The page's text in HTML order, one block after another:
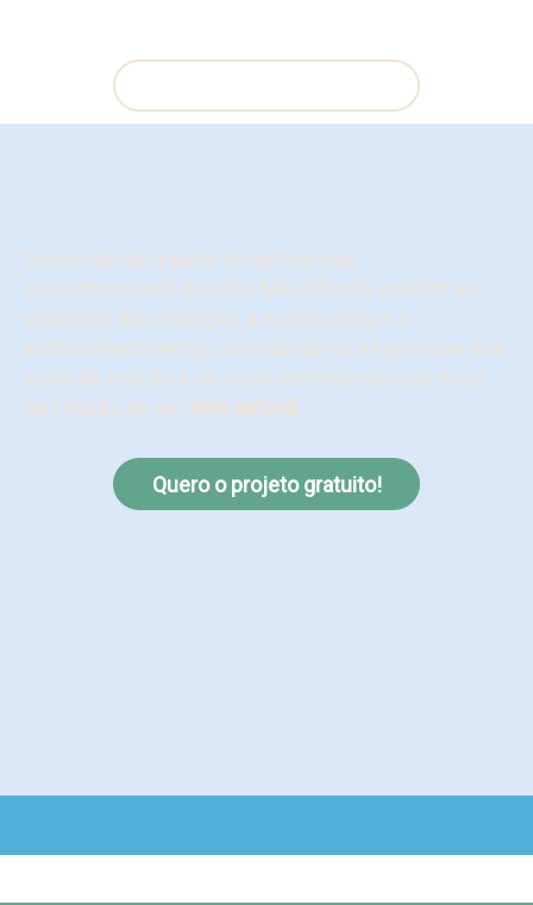
Desenvolvido a partir do referencial
socioemocional do LIV, o Meu Mundo valoriza as
vivências das crianças, a escuta ativa e o
autoconhecimento, convidando-as a expressar sua
visão de mundo e os seus sentimentos por meio
da criação de um livro autoral .
Quero o projeto gratuito!